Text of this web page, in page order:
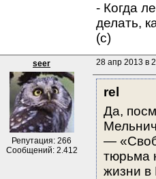
- Когда
делать,
(с)
seer
Репутация: 266
Сообщений: 2.412
28 апр 2013 в
rel
Да,
—
тюрьма
жизни в